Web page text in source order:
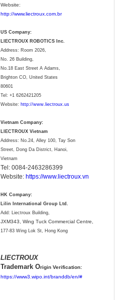
Website:
http://www.liectroux.com.br
US Company:
LIECTROUX ROBOTICS Inc.
Address: Room 2026,
No. 26 Building,
No.18 East Street A Adams,
Brighton CO, United States
80601
Tel: +1 6262421205
Website: http://www.liectroux.us
Vietnam Company:
LIECTROUX Vietnam
Address: No.24, Alley 100, Tay Son
Street, Dong Da District, Hanoi,
Vietnam
Tel: 0084-2463286399
Website: https://www.liectroux.vn
HK Company:
Lilin International Group Ltd.
Add: Liectroux Building,
JXM343, Wing Tuck Commercial Centre,
177-83 Wing Lok St, Hong Kong
LIECTROUX
Trademark Origin Verification:
https://www3.wipo.int/branddb/en/#